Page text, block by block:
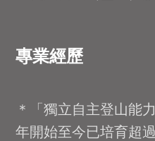
專業經歷
＊「獨立自主登山能
年開始至今已培育超